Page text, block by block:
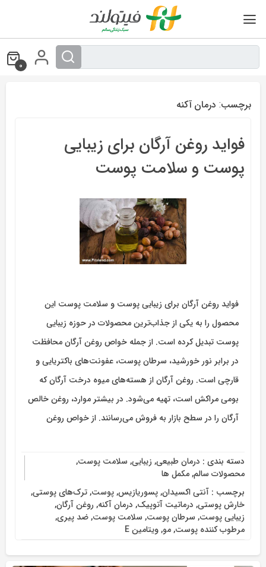
0
برچسب: درمان آکنه
فواید روغن آرگان برای زیبایی
پوست و سلامت پوست
فواید روغن آرگان برای زیبایی پوست و سلامت پوست این
محصول را به یکی از جذاب‌ترین محصولات در حوزه زیبایی
پوست تبدیل کرده است. از جمله خواص روغن آرگان محافظت
در برابر نور خورشید، سرطان پوست، عفونت‌های باکتریایی و
قارچی است. روغن آرگان از هسته‌های میوه درخت آرگان که
بومی مراکش است، تهیه می‌شود. در بیشتر موارد، روغن خالص
آرگان را در سطح بازار به فروش می‌رسانند. از خواص روغن
دسته بندی : درمان طبیعی, زیبایی, سلامت پوست,
محصولات سالم,مکمل ها
برچسب : آنتی اکسیدان,پسوریازیس,پوست,ترک‌های پوستی,
خارش پوستی, درماتیت آتوپیک, درمان آکنه, روغن آرگان,
زیبایی پوست, سرطان پوست, سلامت پوست,ضد پیری,
مرطوب کننده پوست,مو,ویتامین E